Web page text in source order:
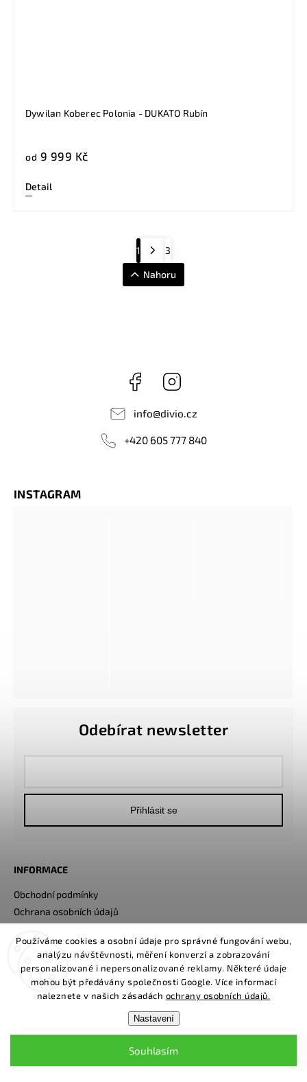
Používáme cookies a osobní údaje pro správné fungování webu,
analýzu návštěvnosti, měření konverzí a zobrazování
personalizované i nepersonalizované reklamy. Některé údaje
mohou být předávány společnosti Google. Více informací
naleznete v našich zásadách ochrany osobních údajů.
Nastavení
Souhlasím
Dywilan Koberec Polonia - DUKATO Rubín
od 9 999 Kč
Detail
1 3
Nahoru
Facebook
info@divio.cz
+420 605 777 840
INFORMACE
Obchodní podmínky
Ochrana osobních údajů
Cena dopravy
NÁPOVĚDA
INSTAGRAM
Odebírat newsletter
Přihlásit se